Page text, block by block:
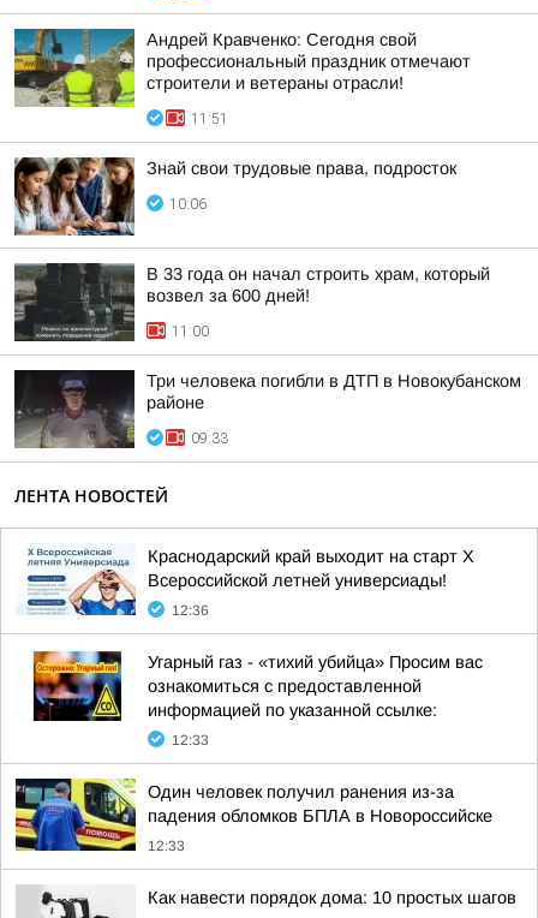
Андрей Кравченко: Сегодня свой
профессиональный праздник отмечают
строители и ветераны отрасли!
11:51
Знай свои трудовые права, подросток
10:06
В 33 года он начал строить храм, который
возвел за 600 дней!
11:00
Три человека погибли в ДТП в Новокубанском
районе
09:33
ЛЕНТА НОВОСТЕЙ
Краснодарский край выходит на старт X
Всероссийской летней универсиады!
12:36
Угарный газ - «тихий убийца» Просим вас
ознакомиться с предоставленной
информацией по указанной ссылке:
12:33
Один человек получил ранения из-за
падения обломков БПЛА в Новороссийске
12:33
Как навести порядок дома: 10 простых шагов